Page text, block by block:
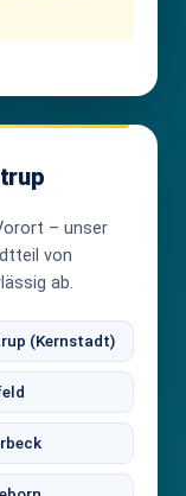
– unser
von
ab.
(Kernstadt)